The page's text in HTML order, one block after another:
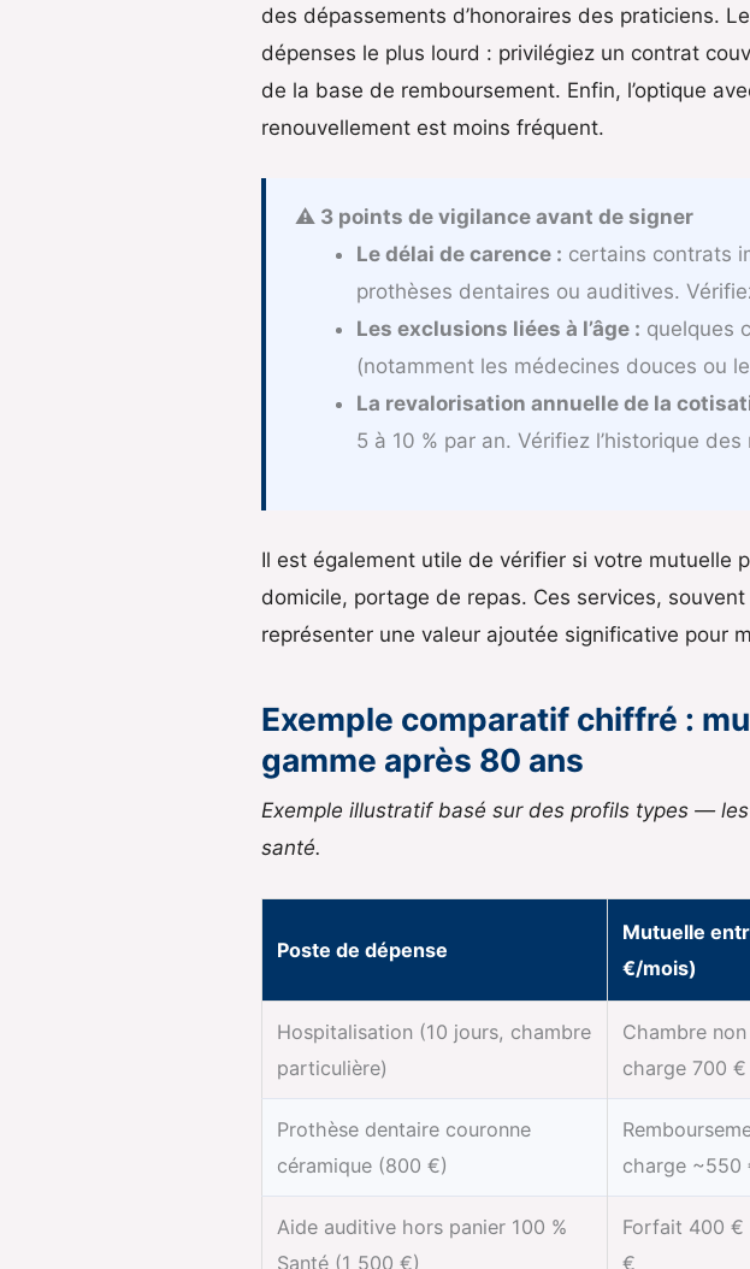
des dépassements d’honoraires des praticiens.
dépenses le plus lourd : privilégiez un contrat
de la base de remboursement. Enfin, l’optique
renouvellement est moins fréquent.
⚠ 3 points de vigilance avant de signer
Le délai de carence : certains contrats
prothèses dentaires ou auditives.
Les exclusions liées à l’âge : quelques
(notamment les médecines douces ou
La revalorisation annuelle de la
5 à 10 % par an. Vérifiez l’historique
Il est également utile de vérifier si votre mutuelle
domicile, portage de repas. Ces services,
représenter une valeur ajoutée significative pour
Exemple comparatif chiffré :
gamme après 80 ans
Exemple illustratif basé sur des profils types —
santé.
Poste de dépense
Mutuelle
€/mois)
Hospitalisation (10 jours, chambre
particulière)
Chambre
charge 700 €
Prothèse dentaire couronne
céramique (800 €)
charge ~550
Aide auditive hors panier 100 %
Santé (1 500 €)
Forfait 400 €
€